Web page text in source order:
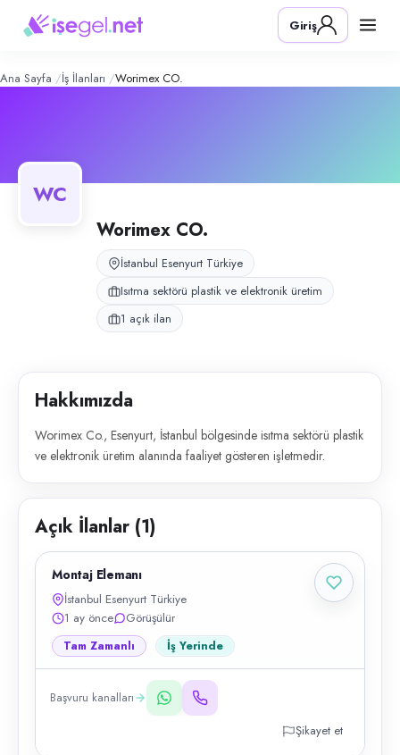
Co.– Şirket Profili
Konum:
Worimex Co., Esenyurt, İstanbul bölgesinde isıtma sektörü plastik ve
Giriş
Ana Sayfa İş İlanları Worimex CO.
WC
Worimex CO.
İstanbul Esenyurt Türkiye
Isıtma sektörü plastik ve elektronik üretim
1 açık ilan
Hakkımızda
Worimex Co., Esenyurt, İstanbul bölgesinde isıtma sektörü plastik
ve elektronik üretim alanında faaliyet gösteren işletmedir.
Açık İlanlar (1)
Montaj Elemanı
İstanbul Esenyurt Türkiye
1 ay önce
Görüşülür
Tam Zamanlı İş Yerinde
Başvuru kanalları
Şikayet et